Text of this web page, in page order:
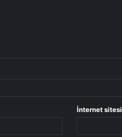
İnternet sitesi